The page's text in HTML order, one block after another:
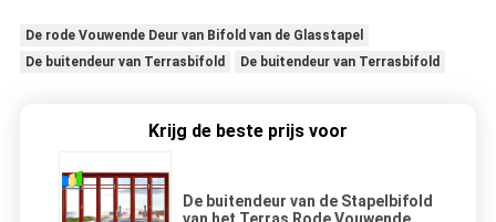
De rode Vouwende Deur van Bifold van de Glasstapel
De buitendeur van Terrasbifold
De buitendeur van Terrasbifold
Krijg de beste prijs voor
De buitendeur van de Stapelbifold